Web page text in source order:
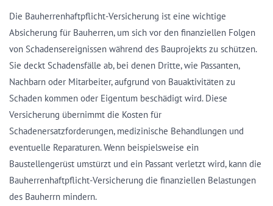
Die Bauherrenhaftpflicht-Versicherung ist eine wichtige
Absicherung für Bauherren, um sich vor den finanziellen Folgen
von Schadensereignissen während des Bauprojekts zu schützen.
Sie deckt Schadensfälle ab, bei denen Dritte, wie Passanten,
Nachbarn oder Mitarbeiter, aufgrund von Bauaktivitäten zu
Schaden kommen oder Eigentum beschädigt wird. Diese
Versicherung übernimmt die Kosten für
Schadenersatzforderungen, medizinische Behandlungen und
eventuelle Reparaturen. Wenn beispielsweise ein
Baustellengerüst umstürzt und ein Passant verletzt wird, kann die
Bauherrenhaftpflicht-Versicherung die finanziellen Belastungen
des Bauherrn mindern.